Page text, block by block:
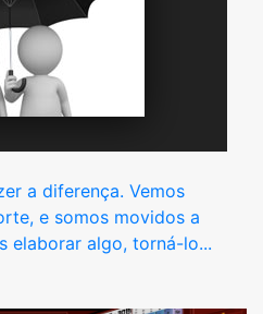
a diferença. Vemos
e somos movidos a
elaborar algo, torná-lo...